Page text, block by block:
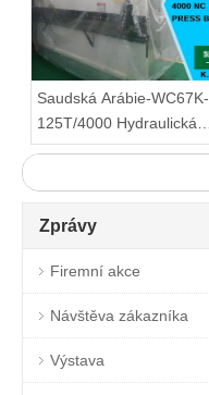
Saudská Arábie-WC67K-
125T/4000 Hydraulická
ohýbačka
Zprávy
Firemní akce
Návštěva zákazníka
Výstava